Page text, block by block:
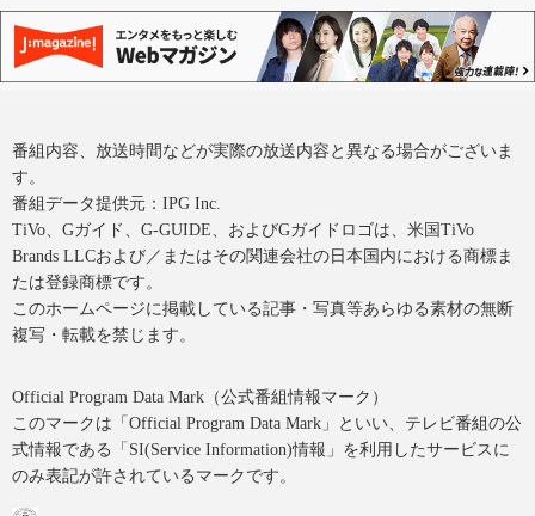
番組内容、放送時間などが実際の放送内容と異なる場合がございま
す。
番組データ提供元：IPG Inc.
TiVo、Gガイド、G-GUIDE、およびGガイドロゴは、米国TiVo
Brands LLCおよび／またはその関連会社の日本国内における商標ま
たは登録商標です。
このホームページに掲載している記事・写真等あらゆる素材の無断
複写・転載を禁じます。
Official Program Data Mark（公式番組情報マーク）
このマークは「Official Program Data Mark」といい、テレビ番組の公
式情報である「SI(Service Information)情報」を利用したサービスに
のみ表記が許されているマークです。